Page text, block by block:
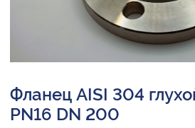
Фланец AISI 304
PN16 DN 200